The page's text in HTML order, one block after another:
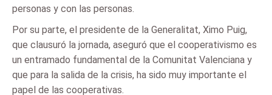
personas y con las personas.
Por su parte, el presidente de la Generalitat, Ximo Puig,
que clausuró la jornada, aseguró que el cooperativismo es
un entramado fundamental de la Comunitat Valenciana y
que para la salida de la crisis, ha sido muy importante el
papel de las cooperativas.